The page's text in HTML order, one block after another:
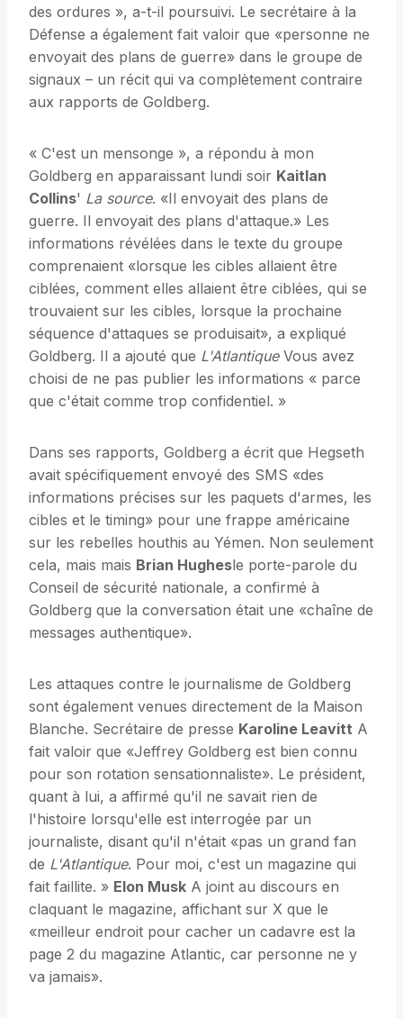
des ordures », a-t-il poursuivi. Le secrétaire à la
Défense a également fait valoir que «personne ne
envoyait des plans de guerre» dans le groupe de
signaux – un récit qui va complètement contraire
aux rapports de Goldberg.
« C'est un mensonge », a répondu à mon
Goldberg en apparaissant lundi soir Kaitlan
Collins' La source. «Il envoyait des plans de
guerre. Il envoyait des plans d'attaque.» Les
informations révélées dans le texte du groupe
comprenaient «lorsque les cibles allaient être
ciblées, comment elles allaient être ciblées, qui se
trouvaient sur les cibles, lorsque la prochaine
séquence d'attaques se produisait», a expliqué
Goldberg. Il a ajouté que L'AtlantiqueVous avez
choisi de ne pas publier les informations « parce
que c'était comme trop confidentiel. »
Dans ses rapports, Goldberg a écrit que Hegseth
avait spécifiquement envoyé des SMS «des
informations précises sur les paquets d'armes, les
cibles et le timing» pour une frappe américaine
sur les rebelles houthis au Yémen. Non seulement
cela, mais mais Brian Hughesle porte-parole du
Conseil de sécurité nationale, a confirmé à
Goldberg que la conversation était une «chaîne de
messages authentique».
Les attaques contre le journalisme de Goldberg
sont également venues directement de la Maison
Blanche. Secrétaire de presse Karoline Leavitt A
fait valoir que «Jeffrey Goldberg est bien connu
pour son rotation sensationnaliste». Le président,
quant à lui, a affirmé qu'il ne savait rien de
l'histoire lorsqu'elle est interrogée par un
journaliste, disant qu'il n'était «pas un grand fan
de L'Atlantique. Pour moi, c'est un magazine qui
fait faillite. » Elon Musk A joint au discours en
claquant le magazine, affichant sur X que le
«meilleur endroit pour cacher un cadavre est la
page 2 du magazine Atlantic, car personne ne y
va jamais».